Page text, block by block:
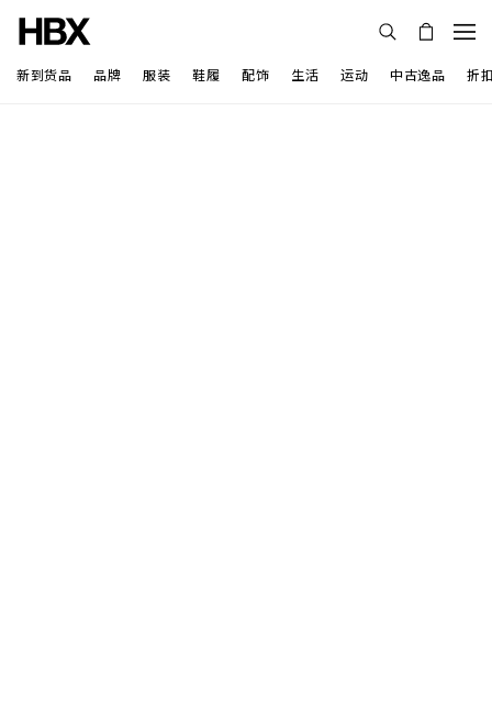
新到货品 品牌 服装 鞋履 配饰 生活 运动 中古逸品 折